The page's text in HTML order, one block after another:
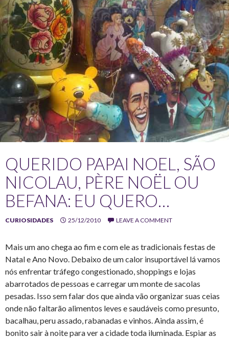
QUERIDO PAPAI NOEL, SÃO
NICOLAU, PÈRE NOËL OU
BEFANA: EU QUERO…
CURIOSIDADES 25/12/2010 LEAVE A COMMENT
Mais um ano chega ao fim e com ele as tradicionais festas de
Natal e Ano Novo. Debaixo de um calor insuportável lá vamos
nós enfrentar tráfego congestionado, shoppings e lojas
abarrotados de pessoas e carregar um monte de sacolas
pesadas. Isso sem falar dos que ainda vão organizar suas ceias
onde não faltarão alimentos leves e saudáveis como presunto,
bacalhau, peru assado, rabanadas e vinhos. Ainda assim, é
bonito sair à noite para ver a cidade toda iluminada. Espiar as